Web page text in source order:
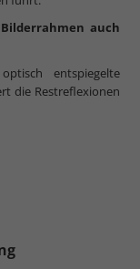
auch
entspiegelte
die Restreflexionen